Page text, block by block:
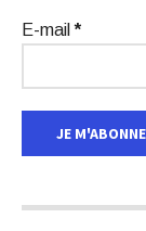
E-mail*